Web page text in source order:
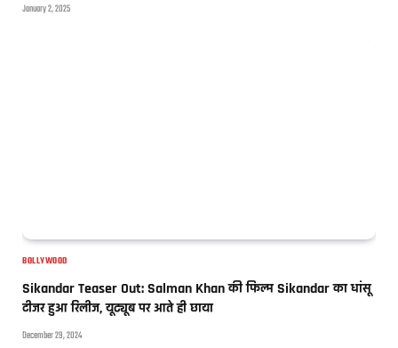
January 2, 2025
BOLLYWOOD
Sikandar Teaser Out: Salman Khan की फिल्म Sikandar का धांसू
टीजर हुआ रिलीज, यूट्यूब पर आते ही छाया
December 29, 2024